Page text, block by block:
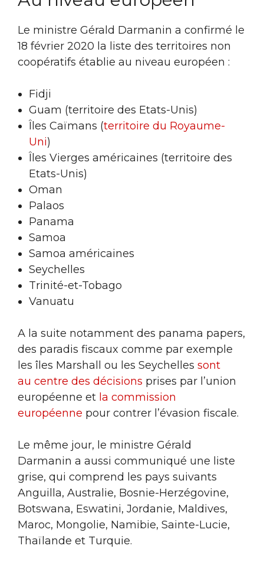
Le ministre Gérald Darmanin a confirmé le
18 février 2020 la liste des territoires non
coopératifs établie au niveau européen :
Fidji
Guam (territoire des Etats-Unis)
Îles Caïmans (territoire du Royaume-
Uni)
Îles Vierges américaines (territoire des
Etats-Unis)
Oman
Palaos
Panama
Samoa
Samoa américaines
Seychelles
Trinité-et-Tobago
Vanuatu
A la suite notamment des panama papers,
des paradis fiscaux comme par exemple
les îles Marshall ou les Seychelles sont
au centre des décisions prises par l’union
européenne et la commission
européenne pour contrer l’évasion fiscale.
Le même jour, le ministre Gérald
Darmanin a aussi communiqué une liste
grise, qui comprend les pays suivants
Anguilla, Australie, Bosnie-Herzégovine,
Botswana, Eswatini, Jordanie, Maldives,
Maroc, Mongolie, Namibie, Sainte-Lucie,
Thaïlande et Turquie.